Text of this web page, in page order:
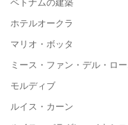
ホテルオークラ
マリオ・ボッタ
ミース・ファン・デル・
モルディブ
ルイス・カーン